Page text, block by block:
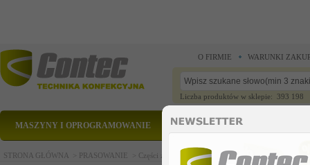
O FIRMIE WARUNKI
Liczba produktów w sklepie: 393 198
MASZYNY I OPROGRAMOWANIE CZĘŚCI ZAMIENNE
STRONA GŁÓWNA > PRASOWANIE > Części zamienne >Części zamienne > uchwyt do